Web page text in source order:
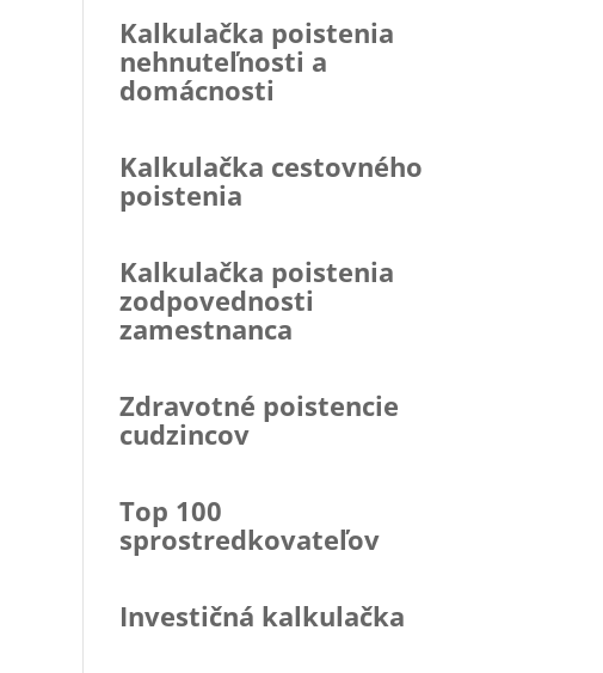
Kalkulačka poistenia
nehnuteľnosti a
domácnosti
Kalkulačka cestovného
poistenia
Kalkulačka poistenia
zodpovednosti
zamestnanca
Zdravotné poistencie
cudzincov
Top 100
sprostredkovateľov
Investičná kalkulačka